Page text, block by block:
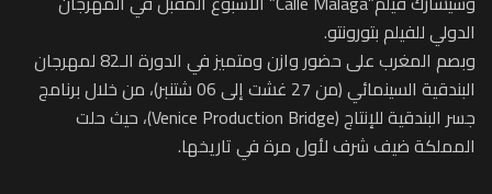
الدولي للفيلم بتورونتو.
وبصم المغرب على حضور وازن ومتميز في الدورة الـ82 لمهرجان
البندقية السينمائي (من 27 غشت إلى 06 شتنبر)، من خلال برنامج
جسر البندقية للإنتاج (Venice Production Bridge)، حيث حلت
المملكة ضيف شرف لأول مرة في تاريخها.